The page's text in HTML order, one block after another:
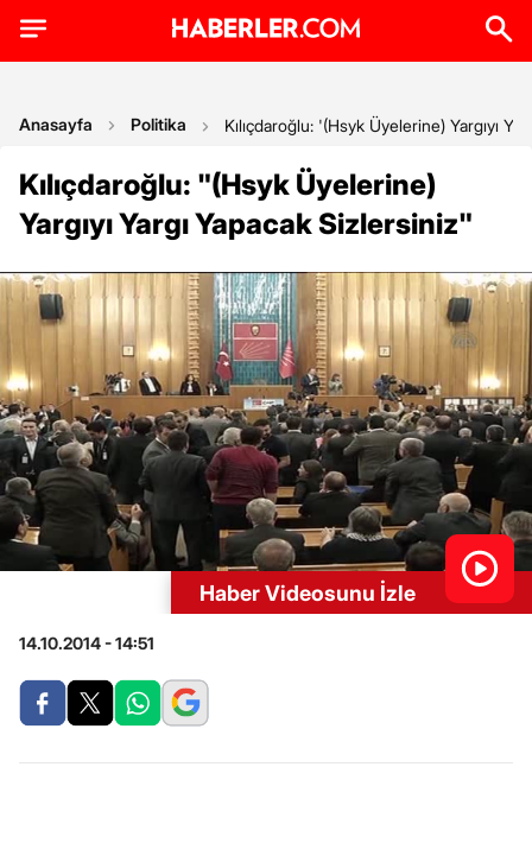
Anasayfa Politika Kılıçdaroğlu: '(Hsyk Üyelerine) Yargıyı
Kılıçdaroğlu: "(Hsyk Üyelerine)
Yargıyı Yargı Yapacak Sizlersiniz"
Haber Videosunu İzle
14.10.2014 - 14:51